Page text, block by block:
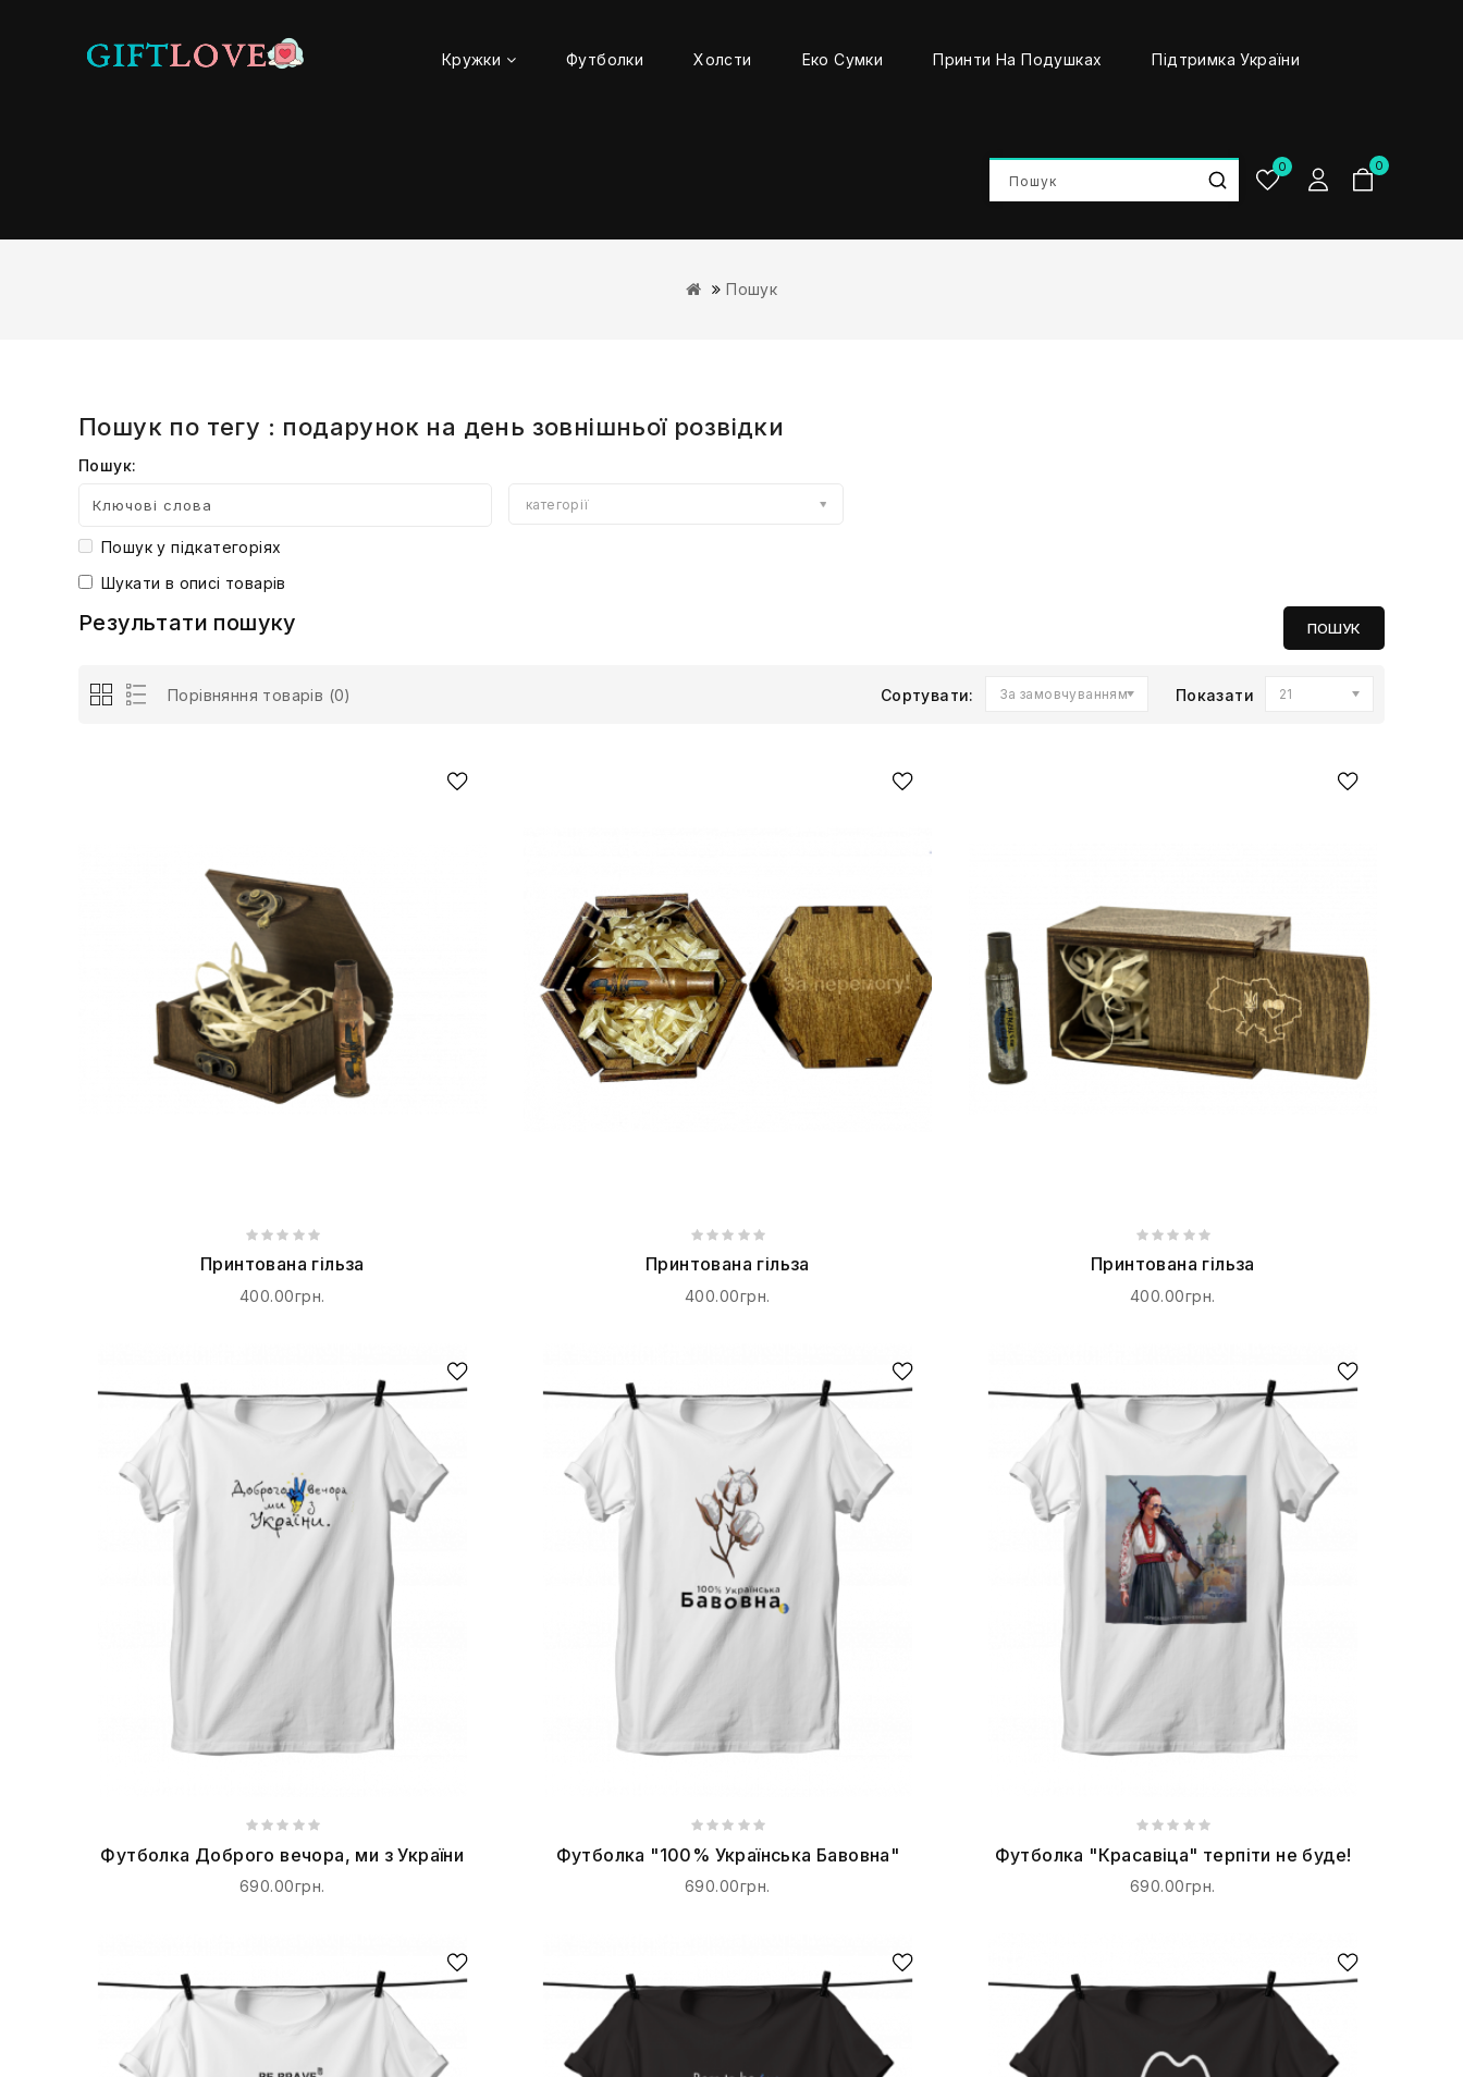
Кружки Футболки Холсти Еко Сумки Принти На Подушках Підтримка України
0
0
Пошук
Пошук по тегу : подарунок на день зовнішньої розвідки
Пошук:
категорії
Пошук у підкатегоріях
Шукати в описі товарів
Результати пошуку
Порівняння товарів (0) Сортувати: За замовчуванням Показати 21
Принтована гільза
400.00грн.
Принтована гільза
400.00грн.
Принтована гільза
400.00грн.
Футболка Доброго вечора, ми з України
690.00грн.
Футболка "100% Українська Бавовна"
690.00грн.
Футболка "Красавіца" терпіти не буде!
690.00грн.